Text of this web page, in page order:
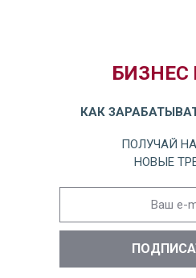
БИЗНЕС
КАК
ПОЛУЧАЙ
НОВЫЕ